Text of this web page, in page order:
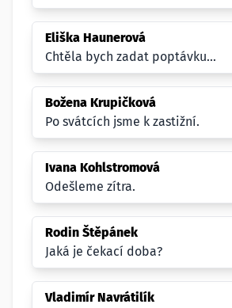
Eliška Haunerová
Chtěla bych zadat poptávku...
Božena Krupičková
Po svátcích jsme k zastižní.
Ivana Kohlstromová
Odešleme zítra.
Rodin Štěpánek
Jaká je čekací doba?
Vladimír Navrátilík